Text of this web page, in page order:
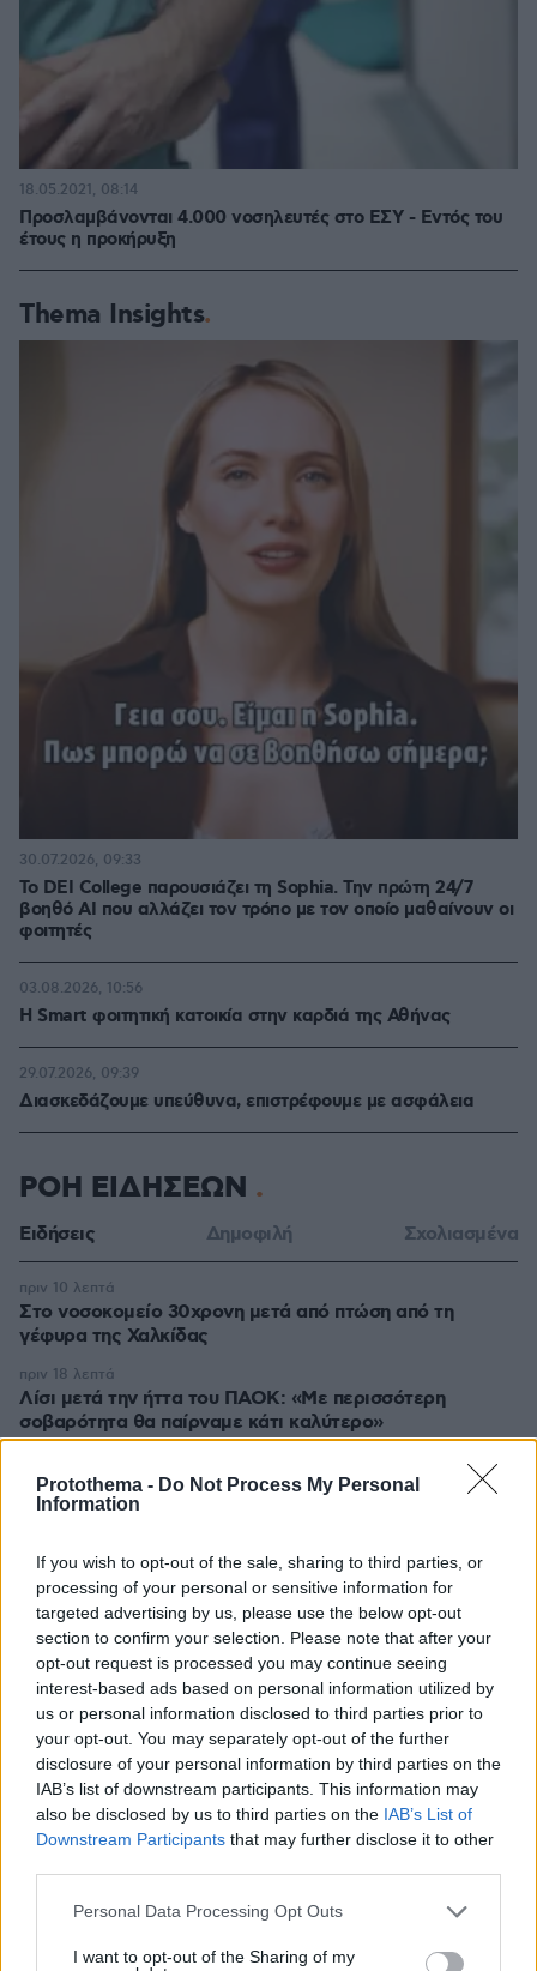
Protothema - Do Not Process My Personal
Information
If you wish to opt-out of the sale, sharing to third parties, or
processing of your personal or sensitive information for
targeted advertising by us, please use the below opt-out
section to confirm your selection. Please note that after your
opt-out request is processed you may continue seeing
interest-based ads based on personal information utilized by
us or personal information disclosed to third parties prior to
your opt-out. You may separately opt-out of the further
disclosure of your personal information by third parties on the
IAB’s list of downstream participants. This information may
also be disclosed by us to third parties on the IAB’s List of
Downstream Participants that may further disclose it to other
Please note that this website/app uses one or more Google
not limited to your visit or usage behaviour. You may click to
Personal Data Processing Opt Outs
I want to opt-out of the Sharing of my
Προσλαμβάνονται 4.000 νοσηλευτές στο ΕΣΥ - Εντός του
έτους η προκήρυξη
18.05.2021, 08:14
Thema Insights
Το DEI College παρουσιάζει τη Sophia. Την πρώτη 24/7
βοηθό AI που αλλάζει τον τρόπο με τον οποίο μαθαίνουν οι
φοιτητές
30.07.2026, 09:33
Η Smart φοιτητική κατοικία στην καρδιά της Αθήνας
03.08.2026, 10:56
Διασκεδάζουμε υπεύθυνα, επιστρέφουμε με ασφάλεια
29.07.2026, 09:39
ΡΟΗ ΕΙΔΗΣΕΩΝ
Ειδήσεις Δημοφιλή Σχολιασμένα
Στο νοσοκομείο 30χρονη μετά από πτώση από τη
γέφυρα της Χαλκίδας
πριν 10 λεπτά
Λίσι μετά την ήττα του ΠΑΟΚ: «Με περισσότερη
σοβαρότητα θα παίρναμε κάτι καλύτερο»
πριν 18 λεπτά
Βλάβη, ατύχημα ή πρόβλημα στο ταξίδι; Η κάλυψη που
πολλοί αγνοούν
Χαλαρή έξοδος για τον Κυριάκο Μητσοτάκη και τη
σύζυγό του Μαρέβα στα Χανιά, φωτογραφίες
«Θα μπορούσε να συμβεί σύντομα»: Αισιόδοξος ξανά ο
Τραμπ για το τέλος του πολέμου με το Ιράν, «δεν
νομίζω ότι μπορούν ν' αντέξουν πολύ ακόμα»
πριν 34 λεπτά
Διακοπές στη Σίκινο
πριν 45 λεπτά
Ο Τραμπ θα απαγορεύσει τη χορήγηση υπηκοότητας στα
παιδιά αλλοδαπών που πηγαίνουν στις ΗΠΑ για να
γεννήσουν
πριν μία ώρα
πριν μία ώρα